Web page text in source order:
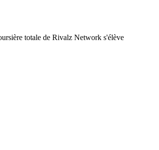
totale de Rivalz Network s'élève